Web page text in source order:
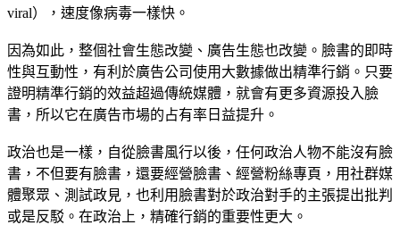
viral），速度像病毒一樣快。
因為如此，整個社會生態改變、廣告生態也改變。臉書的即時
性與互動性，有利於廣告公司使用大數據做出精準行銷。只要
證明精準行銷的效益超過傳統媒體，就會有更多資源投入臉
書，所以它在廣告市場的占有率日益提升。
政治也是一樣，自從臉書風行以後，任何政治人物不能沒有臉
書，不但要有臉書，還要經營臉書、經營粉絲專頁，用社群媒
體聚眾、測試政見，也利用臉書對於政治對手的主張提出批判
或是反駁。在政治上，精確行銷的重要性更大。